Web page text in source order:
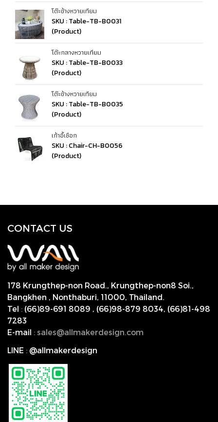
โต๊ะข้างหวายเทียม
SKU : Table-TB-B0031
(Product)
โต๊ะกลางหวายเทียม
SKU : Table-TB-B0033
(Product)
โต๊ะข้างหวายเทียม
SKU : Table-TB-B0035
(Product)
เก้าอี้เชือก
SKU : Chair-CH-B0056
(Product)
CONTACT US
178 Krungthep-non Road., Krungthep-non8 Soi.,
Bangkhen , Nonthaburi, 11000, Thailand.
Tel : (66)89-691 8089 , (66)98-879 8034, (66)81-498
7283
E-mail : sales@allmakerdesign.com
LINE : @allmakerdesign